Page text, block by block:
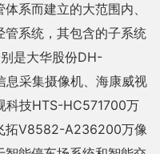
系而建立的大范围内、
管系统，其包含的子系统
是大华股份DH-
采集摄像机、海康威视
科技HTS-HC571700万
拓V8582-A236200万像